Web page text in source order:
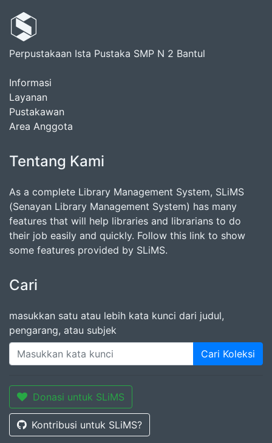
Perpustakaan Ista Pustaka SMP N 2 Bantul
Informasi
Layanan
Pustakawan
Area Anggota
Tentang Kami
As a complete Library Management System, SLiMS
(Senayan Library Management System) has many
features that will help libraries and librarians to do
their job easily and quickly. Follow this link to show
some features provided by SLiMS.
Cari
masukkan satu atau lebih kata kunci dari judul,
pengarang, atau subjek
Cari Koleksi
Donasi untuk SLiMS
Kontribusi untuk SLiMS?